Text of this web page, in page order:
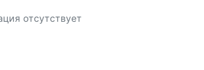
отсутствует